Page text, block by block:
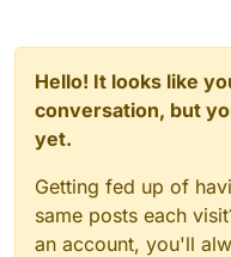
Hello! It looks like
conversation, but
yet.
Getting fed up of
same posts each
an account, you'll